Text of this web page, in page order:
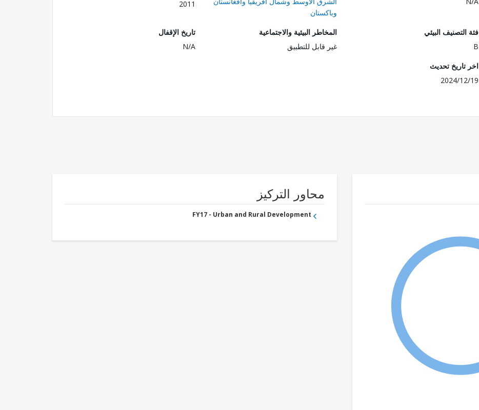
وباكستان
2011
فئة التصنيف البيئي
B
المخاطر البيئية والاجتماعية
غير قابل للتطبيق
تاريخ الإقفال
N/A
اخر تاريخ تحديث
2024/12/19
محاور التركيز
FY17 - Urban and Rural Development